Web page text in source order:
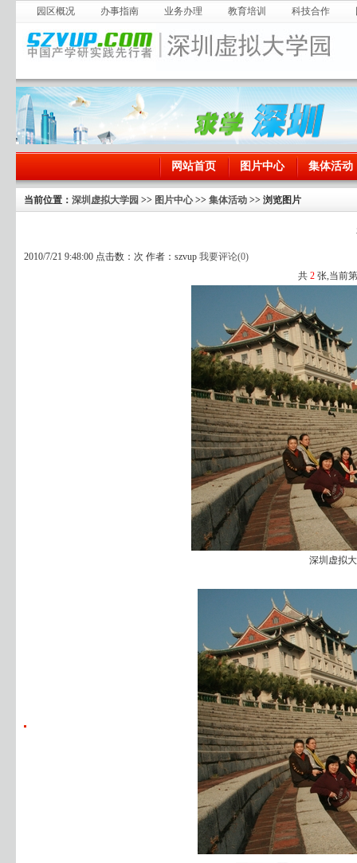
园区概况 办事指南 业务办理 教育培训 科技合作
网站首页 图片中心 集体活动
当前位置： 深圳虚拟大学园 >> 图片中心>> 集体活动 >> 浏览图片
2010/7/21 9:48:00 点击数： 次 作者：szvup 我要评论(0)
共 2张,当前
深圳虚拟